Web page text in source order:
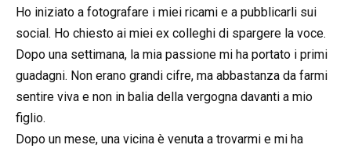
Ho iniziato a fotografare i miei ricami e a pubblicarli sui
social. Ho chiesto ai miei ex colleghi di spargere la voce.
Dopo una settimana, la mia passione mi ha portato i primi
guadagni. Non erano grandi cifre, ma abbastanza da farmi
sentire viva e non in balia della vergogna davanti a mio
figlio.
Dopo un mese, una vicina è venuta a trovarmi e mi ha